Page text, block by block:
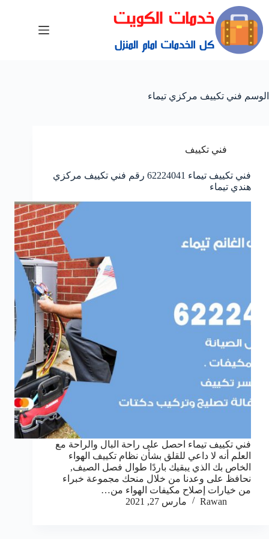
الوسم فني تكييف مركزي تيماء
فني تكييف
فني تكييف تيماء 62224041 رقم فني تكييف مركزي
هندي تيماء
فني تكييف تيماء احصل على راحة البال والراحة مع
العلم أنه لا داعي للقلق بشأن نظام تكييف الهواء
الخاص بك الذي يبقيك باردًا طوال فصل الصيف,
نحافظ على وعدنا من خلال منحك مجموعة خبراء
من خيارات إصلاح مكيفات الهواء من…
Rawan
مارس 27, 2021